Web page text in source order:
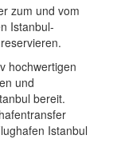
zum und vom
Istanbul-
hochwertigen
und
bereit.
Istanbul